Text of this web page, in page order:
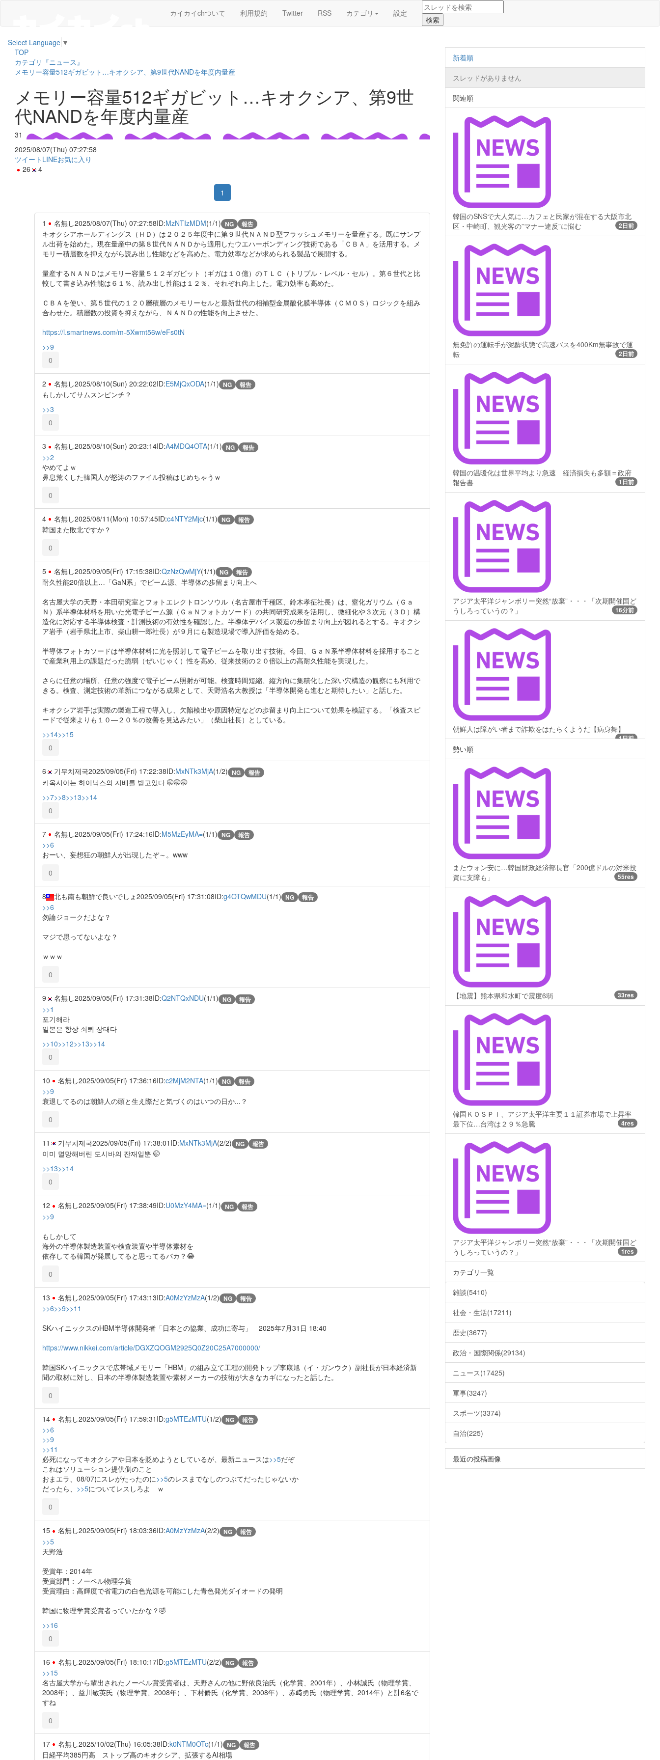
カイカイchついて 利用規約 Twitter RSS カテゴリ 設定
Select Language ▼
TOP
カテゴリ『ニュース』
メモリー容量512ギガビット…キオクシア、第9世代NANDを年度内量産
メモリー容量512ギガビット…キオクシア、第9世
代NANDを年度内量産
31
2025/08/07(Thu) 07:27:58
ツイート LINEお気に入り
26
4
1
1 名無し2025/08/07(Thu) 07:27:58ID:MzNTIzMDM(1/1) NG 報告
キオクシアホールディングス（ＨＤ）は２０２５年度中に第９世代ＮＡＮＤ型フラッシュメモリーを量産する。既にサンプ
ル出荷を始めた。現在量産中の第８世代ＮＡＮＤから適用したウエハーボンディング技術である「ＣＢＡ」を活用する。メ
モリー積層数を抑えながら読み出し性能などを高めた。電力効率などが求められる製品で展開する。
量産するＮＡＮＤはメモリー容量５１２ギガビット（ギガは１０億）のＴＬＣ（トリプル・レベル・セル）。第６世代と比
較して書き込み性能は６１％、読み出し性能は１２％、それぞれ向上した。電力効率も高めた。
ＣＢＡを使い、第５世代の１２０層積層のメモリーセルと最新世代の相補型金属酸化膜半導体（ＣＭＯＳ）ロジックを組み
合わせた。積層数の投資を抑えながら、ＮＡＮＤの性能を向上させた。
https://l.smartnews.com/m-5Xwmt56w/eFs0tN
>>9
0
2 名無し2025/08/10(Sun) 20:22:02ID:E5MjQxODA(1/1) NG 報告
もしかしてサムスンピンチ？
>>3
0
3 名無し2025/08/10(Sun) 20:23:14ID:A4MDQ4OTA(1/1) NG 報告
>>2
やめてよｗ
鼻息荒くした韓国人が怒涛のファイル投稿はじめちゃうｗ
0
4 名無し2025/08/11(Mon) 10:57:45ID:c4NTY2Mjc(1/1) NG 報告
韓国また敗北ですか？
0
5 名無し2025/09/05(Fri) 17:15:38ID:QzNzQwMjY(1/1) NG 報告
耐久性能20倍以上…「GaN系」でビーム源、半導体の歩留まり向上へ
名古屋大学の天野・本田研究室とフォトエレクトロンソウル（名古屋市千種区、鈴木孝征社長）は、窒化ガリウム（Ｇａ
Ｎ）系半導体材料を用いた光電子ビーム源（ＧａＮフォトカソード）の共同研究成果を活用し、微細化や３次元（３Ｄ）構
造化に対応する半導体検査・計測技術の有効性を確認した。半導体デバイス製造の歩留まり向上が図れるとする。キオクシ
ア岩手（岩手県北上市、柴山耕一郎社長）が９月にも製造現場で導入評価を始める。
半導体フォトカソードは半導体材料に光を照射して電子ビームを取り出す技術。今回、ＧａＮ系半導体材料を採用すること
で産業利用上の課題だった脆弱（ぜいじゃく）性を高め、従来技術の２０倍以上の高耐久性能を実現した。
さらに任意の場所、任意の強度で電子ビーム照射が可能。検査時間短縮、縦方向に集積化した深い穴構造の観察にも利用で
きる。検査、測定技術の革新につながる成果として、天野浩名大教授は「半導体開発も進むと期待したい」と話した。
キオクシア岩手は実際の製造工程で導入し、欠陥検出や原因特定などの歩留まり向上について効果を検証する。「検査スピ
ードで従来よりも１０―２０％の改善を見込みたい」（柴山社長）としている。
>>14>>15
0
6 기무치제국2025/09/05(Fri) 17:22:38ID:MxNTk3MjA(1/2) NG 報告
키옥시아는 하이닉스의 지배를 받고있다 🤭🤭🤭
>>7>>8>>13>>14
0
7 名無し2025/09/05(Fri) 17:24:16ID:M5MzEyMA=(1/1) NG 報告
>>6
おーい、妄想狂の朝鮮人が出現したぞ～。www
0
8 北も南も朝鮮で良いでしょ2025/09/05(Fri) 17:31:08ID:g4OTQwMDU(1/1) NG 報告
>>6
勿論ジョークだよな？
マジで思ってないよな？
ｗｗｗ
0
9 名無し2025/09/05(Fri) 17:31:38ID:Q2NTQxNDU(1/1) NG 報告
>>1
포기해라
일본은 항상 쇠퇴 상태다
>>10>>12>>13>>14
0
10 名無し2025/09/05(Fri) 17:36:16ID:c2MjM2NTA(1/1) NG 報告
>>9
衰退してるのは朝鮮人の頭と生え際だと気づくのはいつの日か...？
0
11 기무치제국2025/09/05(Fri) 17:38:01 ID:MxNTk3MjA(2/2) NG 報告
이미 멸망해버린 도시바의 잔재일뿐 🤭
>>13>>14
0
12 名無し2025/09/05(Fri) 17:38:49ID:U0MzY4MA=(1/1) NG 報告
>>9
もしかして
海外の半導体製造装置や検査装置や半導体素材を
依存してる韓国が発展してると思ってるバカ？😂
0
13 名無し2025/09/05(Fri) 17:43:13ID:A0MzYzMzA(1/2) NG 報告
>>6>>9>>11
SKハイニックスのHBM半導体開発者「日本との協業、成功に寄与」 2025年7月31日 18:40
https://www.nikkei.com/article/DGXZQOGM2925Q0Z20C25A7000000/
韓国SKハイニックスで広帯域メモリー「HBM」の組み立て工程の開発トップ李康旭（イ・ガンウク）副社長が日本経済新
聞の取材に対し、日本の半導体製造装置や素材メーカーの技術が大きなカギになったと話した。
0
14 名無し2025/09/05(Fri) 17:59:31 ID:g5MTEzMTU(1/2) NG 報告
>>6
>>9
>>11
必死になってキオクシアや日本を貶めようとしているが、最新ニュースは>>5だぞ
これはソリューション提供側のこと
おまエラ、08/07にスレがたったのに>>5のレスまでなしのつぶてだったじゃないか
だったら、 >>5についてレスしろよ ｗ
0
15 名無し2025/09/05(Fri) 18:03:36ID:A0MzYzMzA(2/2) NG 報告
>>5
天野浩
受賞年：2014年
受賞部門：ノーベル物理学賞
受賞理由：高輝度で省電力の白色光源を可能にした青色発光ダイオードの発明
韓国に物理学賞受賞者っていたかな？🤣
>>16
0
16 名無し2025/09/05(Fri) 18:10:17ID:g5MTEzMTU(2/2) NG 報告
>>15
名古屋大学から輩出されたノーベル賞受賞者は、天野さんの他に野依良治氏（化学賞、2001年）、小林誠氏（物理学賞、
2008年）、益川敏英氏（物理学賞、2008年）、下村脩氏（化学賞、2008年）、赤﨑勇氏（物理学賞、2014年）と計6名で
すね
0
17 名無し2025/10/02(Thu) 16:05:38ID:k0NTM0OTc(1/1) NG 報告
日経平均385円高 ストップ高のキオクシア、拡張するAI相場
新着順
スレッドがありません
関連順
韓国のSNSで大人気に…カフェと民家が混在する大阪市北
区・中崎町、観光客の”マナー違反”に悩む
2日前
無免許の運転手が泥酔状態で高速バスを400Km無事故で運
転
2日前
韓国の温暖化は世界平均より急速 経済損失も多額＝政府
報告書
1日前
アジア太平洋ジャンボリー突然“放棄”・・・「次期開催国ど
うしろっていうの？」
16分前
朝鮮人は障がい者まで詐欺をはたらくようだ【病身舞】
1日前
勢い順
またウォン安に…韓国財政経済部長官「200億ドルの対米投
資に支障も」
55res
【地震】熊本県和水町で震度6弱 33res
韓国ＫＯＳＰＩ、アジア太平洋主要１１証券市場で上昇率
最下位…台湾は２９％急騰
4res
アジア太平洋ジャンボリー突然“放棄”・・・「次期開催国ど
うしろっていうの？」
1res
カテゴリ一覧
雑談(5410)
社会・生活(17211)
歴史(3677)
政治・国際関係(29134)
ニュース(17425)
軍事(3247)
スポーツ(3374)
自治(225)
最近の投稿画像